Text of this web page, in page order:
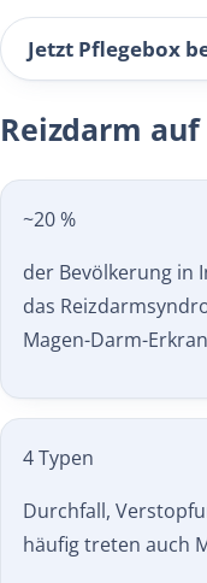
Jetzt Pflegebox
Reizdarm
~20 %
der Bevölkerung in
das
Magen-Darm-
4 Typen
Durchfall,
häufig treten auch